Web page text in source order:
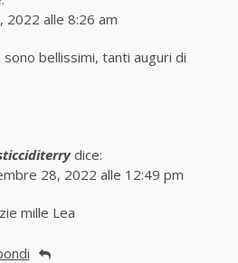
2022 alle 8:26 am
bellissimi, tanti auguri di
dice:
28, 2022 alle 12:49 pm
mille Lea